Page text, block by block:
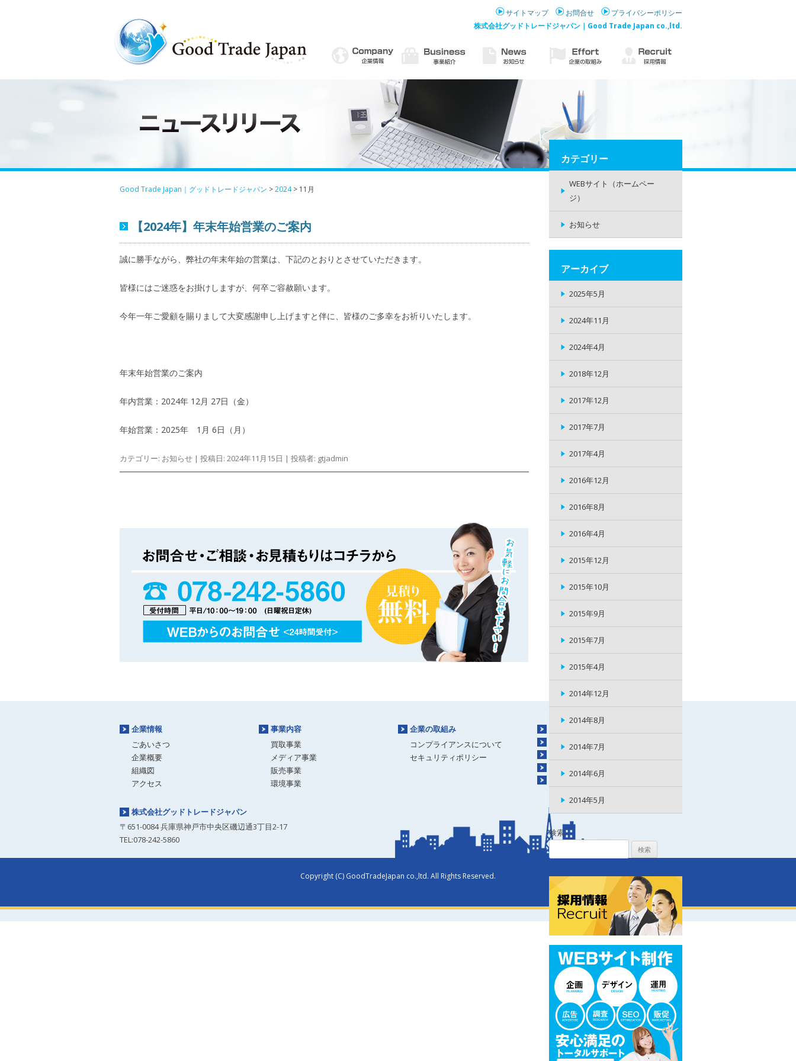
サイトマップ お問合せ
プライバシーポリシー
株式会社グッドトレードジャパン｜Good Trade Japan co.,ltd.
Good Trade Japan｜グッドトレードジャパン >2024> 11月
【2024年】年末年始営業のご案内
誠に勝手ながら、弊社の年末年始の営業は、下記のとおりとさせていただきます。
皆様にはご迷惑をお掛けしますが、何卒ご容赦願います。
今年一年ご愛顧を賜りまして大変感謝申し上げますと伴に、皆様のご多幸をお祈りいたします。
年末年始営業のご案内
年内営業：2024年 12月 27日（金）
年始営業：2025年 1月 6日（月）
カテゴリー: お知らせ | 投稿日: 2024年11月15日 | 投稿者: gtjadmin
カテゴリー
WEBサイト（ホームペー
ジ）
お知らせ
アーカイブ
2025年5月
2024年11月
2024年4月
2018年12月
2017年12月
2017年7月
2017年4月
2016年12月
2016年8月
2016年4月
2015年12月
2015年10月
2015年9月
2015年7月
2015年4月
2014年12月
2014年8月
2014年7月
2014年6月
2014年5月
検索:
企業情報
ごあいさつ
企業概要
組織図
アクセス
事業内容
買取事業
メディア事業
販売事業
環境事業
企業の取組み
コンプライアンスについて
セキュリティポリシー
プライバシーポリシー
株式会社グッドトレードジャパン
〒651-0084 兵庫県神戸市中央区磯辺通3丁目2-17
TEL:078-242-5860
Copyright (C) GoodTradeJapan co.,ltd. All Rights Reserved.